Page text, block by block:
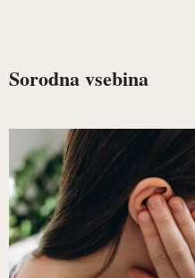
Sorodna vsebina